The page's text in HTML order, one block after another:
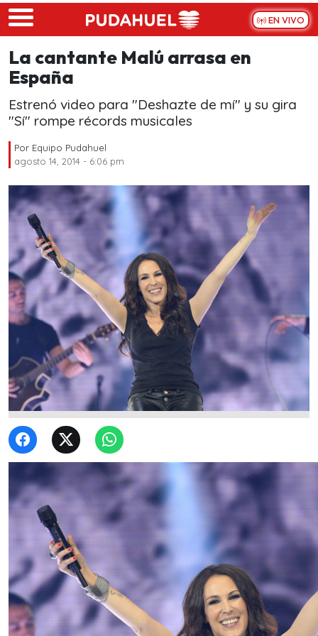
Skip to main content
EN VIVO
La cantante Malú arrasa en
España
Estrenó video para "Deshazte de mí" y su gira
"Sí" rompe récords musicales
Por Equipo Pudahuel
agosto 14, 2014 - 6:06 pm